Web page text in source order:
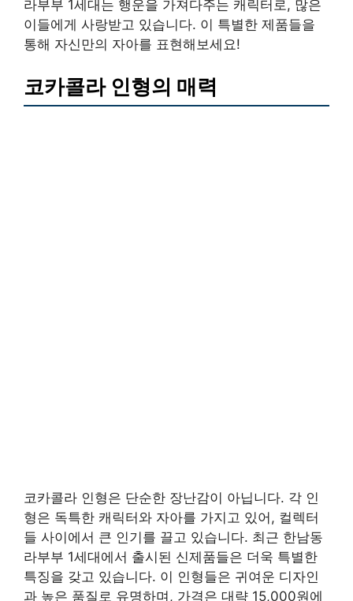
라부부 1세대는 행운을 가져다주는 캐릭터로, 많은
이들에게 사랑받고 있습니다. 이 특별한 제품들을
통해 자신만의 자아를 표현해보세요!
코카콜라 인형의 매력
코카콜라 인형은 단순한 장난감이 아닙니다. 각 인
형은 독특한 캐릭터와 자아를 가지고 있어, 컬렉터
들 사이에서 큰 인기를 끌고 있습니다. 최근 한남동
라부부 1세대에서 출시된 신제품들은 더욱 특별한
특징을 갖고 있습니다. 이 인형들은 귀여운 디자인
과 높은 품질로 유명하며, 가격은 대략 15,000원에